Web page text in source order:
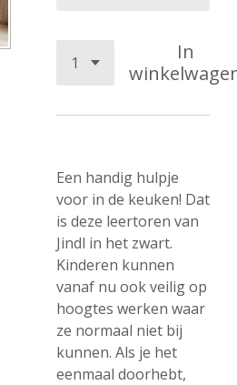
In
Een handig hulpje
voor in de keuken! Dat
is deze leertoren van
Jindl in het zwart.
Kinderen kunnen
vanaf nu ook veilig op
hoogtes werken waar
ze normaal niet bij
kunnen. Als je het
eenmaal doorhebt,